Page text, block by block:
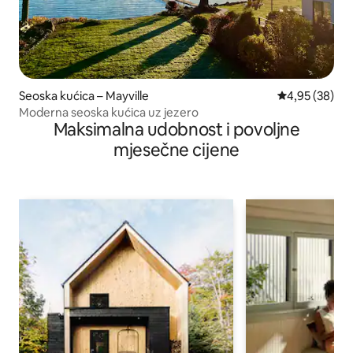
Seoska kućica – Mayville Prosječna
4,95 (38)
Moderna seoska kućica uz jezero
Maksimalna udobnost i povoljne
mjesečne cijene